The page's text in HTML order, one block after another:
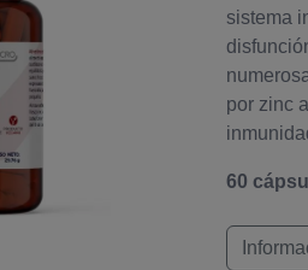
sistema
por zinc
60